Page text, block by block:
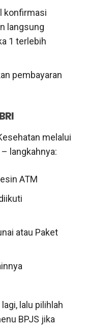
konfirmasi
langsung
1 terlebih
pembayaran
melalui
langkahnya:
ATM
atau Paket
lalu pilihlah
BPJS jika